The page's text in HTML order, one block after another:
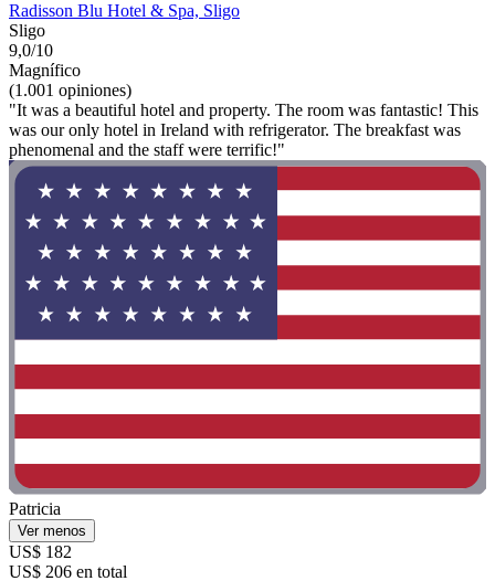
Radisson Blu Hotel & Spa, Sligo
Sligo
9,0/10
Magnífico
(1.001 opiniones)
"It was a beautiful hotel and property. The room was fantastic! This
was our only hotel in Ireland with refrigerator. The breakfast was
phenomenal and the staff were terrific!"
Patricia
Ver menos
US$ 182
US$ 206 en total